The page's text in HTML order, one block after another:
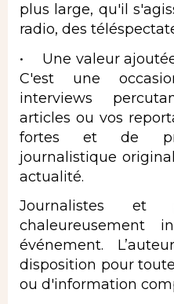
plus large, qu'il
radio, des
• Une valeur
C'est une
interviews
articles ou vos
fortes et de
journalistique
actualité.
Journalistes et
chaleureusement
événement.
disposition pour
ou d'information